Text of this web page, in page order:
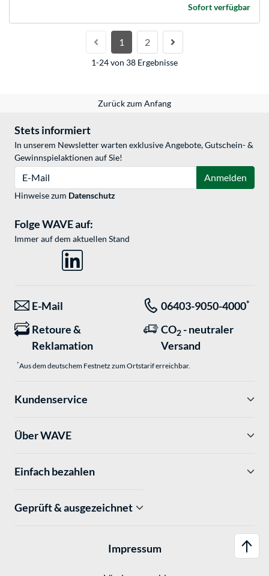
Sofort verfügbar
1 2
1-24 von 38 Ergebnisse
Zurück zum Anfang
Stets informiert
In unserem Newsletter warten exklusive Angebote, Gutschein- &
Gewinnspielaktionen auf Sie!
Anmelden
Hinweise zum Datenschutz
Folge WAVE auf:
Immer auf dem aktuellen Stand
E-Mail 06403-9050-4000*
Retoure &
Reklamation
CO2 - neutraler
Versand
*Aus dem deutschem Festnetz zum Ortstarif erreichbar.
Kundenservice
Über WAVE
Einfach bezahlen
Geprüft & ausgezeichnet
Impressum